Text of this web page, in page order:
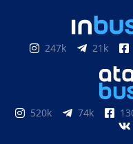
247k 21k
520k 74k